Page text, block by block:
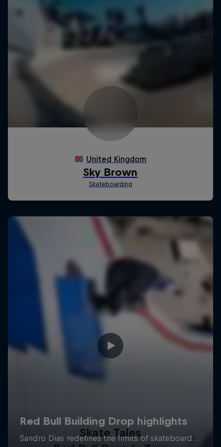
Skate Tales